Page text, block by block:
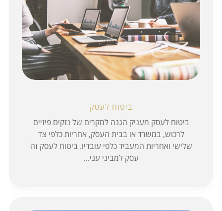
ביטוח לעסק
ביטוח לעסק מעניק הגנה למקרים של נזקים פיזיים
לרכוש, במשרד או בבית העסק, אחריות כלפי צד
שלישי ואחריות המעביד כלפי עובדיו. ביטוח לעסק זה
עסק למביני עני...